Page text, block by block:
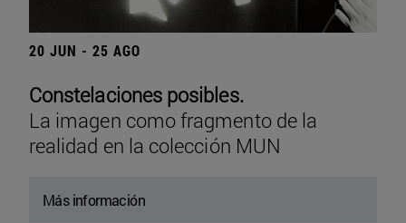
20 JUN - 25 AGO
Constelaciones posibles.
La imagen como fragmento de la
realidad en la colección MUN
Más información